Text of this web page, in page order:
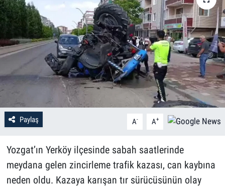
Paylaş A- A+
Yozgat’ın Yerköy ilçesinde sabah saatlerinde
meydana gelen zincirleme trafik kazası, can kaybına
neden oldu. Kazaya karışan tır sürücüsünün olay